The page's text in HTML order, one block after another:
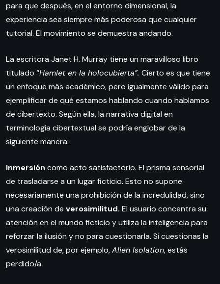
para que después, en el entorno dimensional, la
experiencia sea siempre más poderosa que cualquier
tutorial. El movimiento se demuestra andando.
La escritora Janet H. Murray tiene un maravilloso libro
titulado “Hamlet en la holocubierta”. Cierto es que tiene
un enfoque más académico, pero igualmente válido para
ejemplificar de qué estamos hablando cuando hablamos
de cibertexto. Según ella, la narrativa digital en
terminología cibertextual se podría englobar de la
siguiente manera:
Inmersión como acto satisfactorio. El prisma sensorial
de trasladarse a un lugar ficticio. Esto no supone
necesariamente una prohibición de la incredulidad, sino
una creación de verosimilitud. El usuario concentra su
atención en el mundo ficticio y utiliza la inteligencia para
reforzar la ilusión y no para cuestionarla. Si cuestionas la
verosimilitud de, por ejemplo,Alien Isolation, estás
perdido/a.